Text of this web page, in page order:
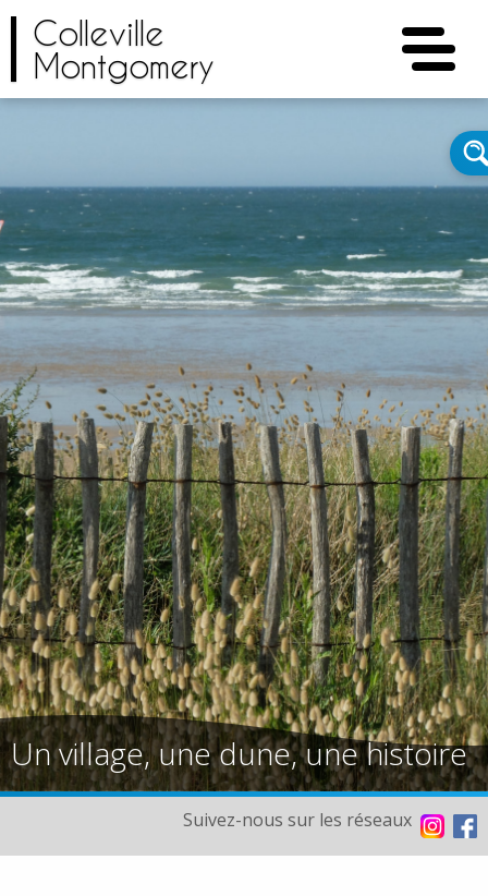
Colleville
Montgomery
Un village, une dune, une histoire
Suivez-nous sur les réseaux